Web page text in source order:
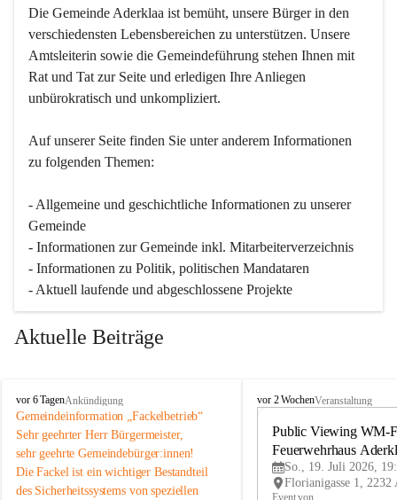
Die Gemeinde Aderklaa ist bemüht, unsere Bürger in den
verschiedensten Lebensbereichen zu unterstützen. Unsere
Amtsleiterin sowie die Gemeindeführung stehen Ihnen mit
Rat und Tat zur Seite und erledigen Ihre Anliegen
unbürokratisch und unkompliziert.
Auf unserer Seite finden Sie un­ter an­de­rem Informationen
zu folgenden Themen:
- Allgemeine und geschichtliche Informationen zu unserer
Gemeinde
- Informationen zur Gemeinde inkl. Mitarbeiterverzeichnis
- Informationen zu Politik, politischen Mandataren
- Aktuell laufende und abgeschlossene Projekte
Aktuelle Beiträge
A
d
e
r
k
l
a
vor 6 TagenAnkündigung
Gemeindeinformation „Fackelbetrieb“
Sehr geehrter Herr Bürgermeister,
sehr geehrte Gemeindebürger:innen!
Die Fackel ist ein wichtiger Bestandteil
des Sicherheitssystems von speziellen
A
vor 2 WochenVeranstaltung
Public Viewing WM-
Feuerwehrhaus
So., 19. Juli 2026,
Event von